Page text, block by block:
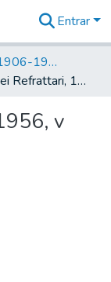
Entrar
Canto Libertário (1906-1995)
L’Adunata dei Refrattari, 1956, v XXXV, n 35
v